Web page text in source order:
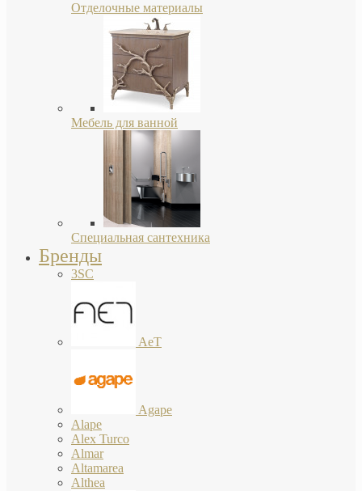
Отделочные материалы
Мебель для ванной
Специальная сантехника
Бренды
3SC
AeT
Agape
Alape
Alex Turco
Almar
Altamarea
Althea